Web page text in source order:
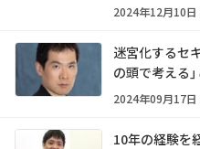
2024年12月10
迷宮化するセ
の頭で考える
2024年09月17
10年の経験を